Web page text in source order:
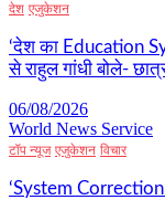
देश एजुकेशन
‘देश का Education
से राहुल गांधी बोले-
06/08/2026
World News Service
टॉप न्यूज एजुकेशन विचार
‘System